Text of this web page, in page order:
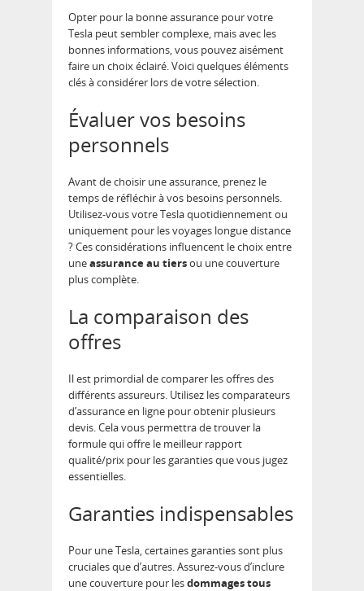
Opter pour la bonne assurance pour votre
Tesla peut sembler complexe, mais avec les
bonnes informations, vous pouvez aisément
faire un choix éclairé. Voici quelques éléments
clés à considérer lors de votre sélection.
Évaluer vos besoins
personnels
Avant de choisir une assurance, prenez le
temps de réfléchir à vos besoins personnels.
Utilisez-vous votre Tesla quotidiennement ou
uniquement pour les voyages longue distance
? Ces considérations influencent le choix entre
uneassurance au tiersou une couverture
plus complète.
La comparaison des
offres
Il est primordial de comparer les offres des
différents assureurs. Utilisez les comparateurs
d’assurance en ligne pour obtenir plusieurs
devis. Cela vous permettra de trouver la
formule qui offre le meilleur rapport
qualité/prix pour les garanties que vous jugez
essentielles.
Garanties indispensables
Pour une Tesla, certaines garanties sont plus
cruciales que d’autres. Assurez-vous d’inclure
une couverture pour lesdommages tous